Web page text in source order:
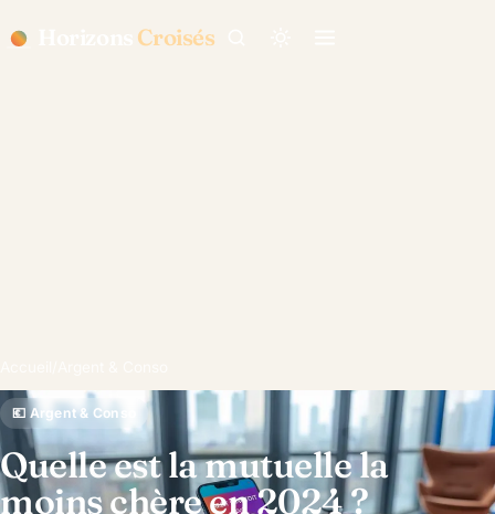
Croisés
💶 Argent & Conso
Quelle est la mutuelle la
moins chère en 2024 ?